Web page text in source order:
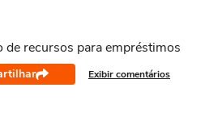
de recursos para empréstimos
Exibir comentários